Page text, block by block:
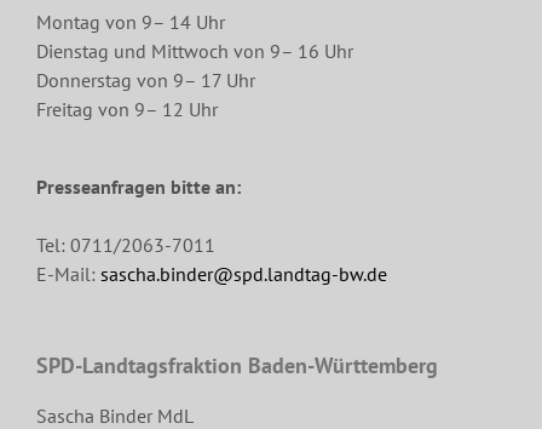
Montag von 9– 14 Uhr
Dienstag und Mittwoch von 9– 16 Uhr
Donnerstag von 9– 17 Uhr
Freitag von 9– 12 Uhr
Presseanfragen bitte an:
Tel: 0711/2063-7011
E-Mail: sascha.binder@spd.landtag-bw.de
SPD-Landtagsfraktion Baden-Württemberg
Sascha Binder MdL